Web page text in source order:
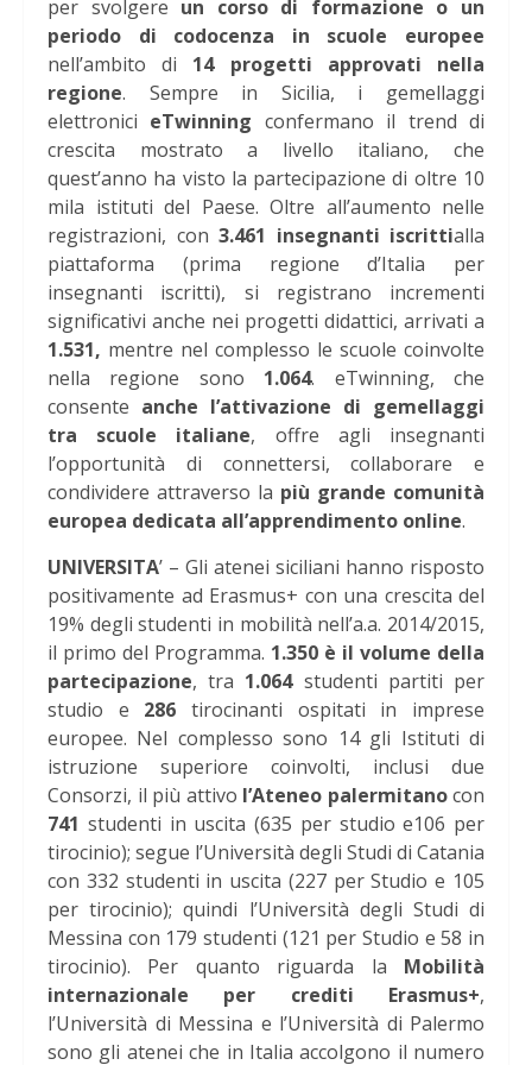
per svolgere un corso di formazione o un
periodo di codocenza in scuole europee
nell’ambito di 14 progetti approvati nella
regione. Sempre in Sicilia, i gemellaggi
elettronici eTwinning confermano il trend di
crescita mostrato a livello italiano, che
quest’anno ha visto la partecipazione di oltre 10
mila istituti del Paese. Oltre all’aumento nelle
registrazioni, con 3.461 insegnanti iscrittialla
piattaforma (prima regione d’Italia per
insegnanti iscritti), si registrano incrementi
significativi anche nei progetti didattici, arrivati a
1.531, mentre nel complesso le scuole coinvolte
nella regione sono 1.064. eTwinning, che
consente anche l’attivazione di gemellaggi
tra scuole italiane, offre agli insegnanti
l’opportunità di connettersi, collaborare e
condividere attraverso la più grande comunità
europea dedicata all’apprendimento online.
UNIVERSITA’ – Gli atenei siciliani hanno risposto
positivamente ad Erasmus+ con una crescita del
19% degli studenti in mobilità nell’a.a. 2014/2015,
il primo del Programma. 1.350 è il volume della
partecipazione, tra 1.064studenti partiti per
studio e 286 tirocinanti ospitati in imprese
europee. Nel complesso sono 14 gli Istituti di
istruzione superiore coinvolti, inclusi due
Consorzi, il più attivo l’Ateneo palermitanocon
741 studenti in uscita (635 per studio e106 per
tirocinio); segue l’Università degli Studi di Catania
con 332 studenti in uscita (227 per Studio e 105
per tirocinio); quindi l’Università degli Studi di
Messina con 179 studenti (121 per Studio e 58 in
tirocinio). Per quanto riguarda la Mobilità
internazionale per crediti Erasmus+,
l’Università di Messina e l’Università di Palermo
sono gli atenei che in Italia accolgono il numero